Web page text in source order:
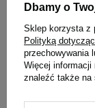
Versele Laga
kawii domowych
Dbamy o
Sklep korzysta z
Polityką
przechowywania
Więcej informacji
znaleźć także na